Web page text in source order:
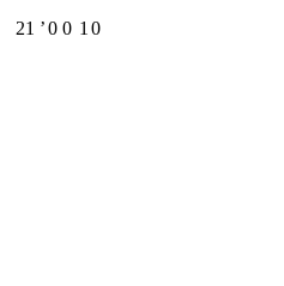
21 ʼ0 0 1 0